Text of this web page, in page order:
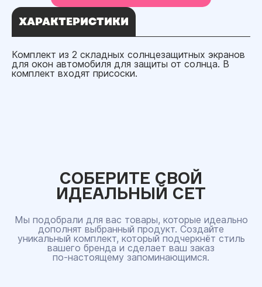
ХАРАКТЕРИСТИКИ
Комплект из 2 складных солнцезащитных экранов
для окон автомобиля для защиты от солнца. В
комплект входят присоски.
СОБЕРИТЕ СВОЙ
ИДЕАЛЬНЫЙ СЕТ
Мы подобрали для вас товары, которые идеально
дополнят выбранный продукт. Создайте
уникальный комплект, который подчеркнёт стиль
вашего бренда и сделает ваш заказ
по‑настоящему запоминающимся.